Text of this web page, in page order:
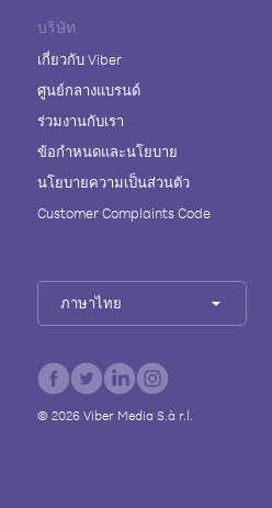
บริษัท
เกี่ยวกับ Viber
ศูนย์กลางแบรนด์
ร่วมงานกับเรา
ข้อกำหนดและนโยบาย
นโยบายความเป็นส่วนตัว
Customer Complaints Code
ภาษาไทย
© 2026Viber Media S.à r.l.